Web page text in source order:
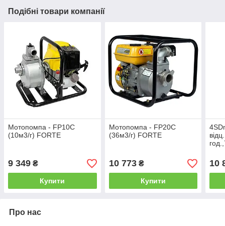
Подібні товари компанії
Мотопомпа - FP10С
(10м3/г) FORTE
9 349 ₴
Купити
Мотопомпа - FP20C
(36м3/г) FORTE
10 773₴
Купити
10
Про нас